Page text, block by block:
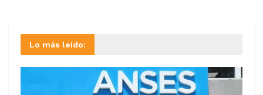
Lo más leído: